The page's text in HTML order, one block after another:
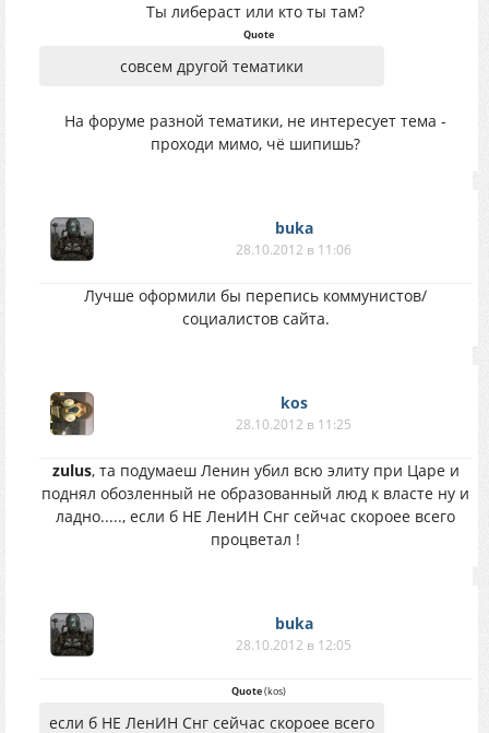
Ты либераст или кто ты там?
Quote
совсем другой тематики
На форуме разной тематики, не интересует тема -
проходи мимо, чё шипишь?
buka
28.10.2012 в 11:06
Лучше оформили бы перепись коммунистов/
социалистов сайта.
kos
28.10.2012 в 11:25
zulus, та подумаеш Ленин убил всю элиту при Царе и
поднял обозленный не образованный люд к власте ну и
ладно....., если б НЕ ЛенИН Снг сейчас скороее всего
процветал !
buka
28.10.2012 в 12:05
Quote(kos)
если б НЕ ЛенИН Снг сейчас скороее всего